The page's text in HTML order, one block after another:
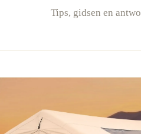
Tips, gidsen en